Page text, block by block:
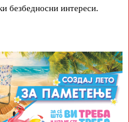
безбедносни интереси.